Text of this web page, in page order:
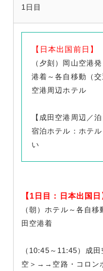
1日目
【日本出国前日】
（夕刻）岡山空港
港着～各自移動（
空港周辺ホテル
【成田空港周辺／泊
宿泊ホテル：ホテ
い
【1日目：日本出国日
（朝）ホテル～各自
田空港着
（10:45～11:45）成
空＞→→空路・コロン